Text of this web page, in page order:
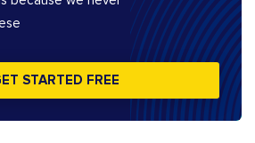
STARTED FREE